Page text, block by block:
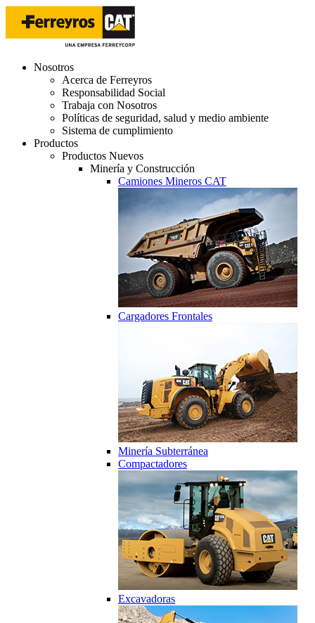
Nosotros
Acerca de Ferreyros
Responsabilidad Social
Trabaja con Nosotros
Políticas de seguridad, salud y medio ambiente
Sistema de cumplimiento
Productos
Productos Nuevos
Minería y Construcción
Camiones Mineros CAT
Cargadores Frontales
Minería Subterránea
Compactadores
Excavadoras